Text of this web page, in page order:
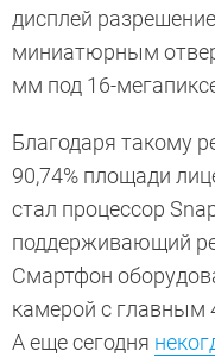
дисплей
миниатюрным
мм под 16-
Благодаря такому
90,74% площади
стал процессор
поддерживающий
Смартфон
камерой с главным
А еще сегодня